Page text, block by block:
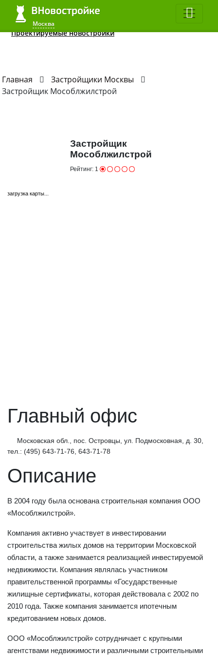
Москва
Москва
Квартиры до 2 млн.
Проектируемые новостройки
Главная
Застройщики Москвы
Застройщик Мособлжилстрой
Застройщик
Мособлжилстрой
Рейтинг: 1
загрузка карты...
Главный офис
Московская обл., пос. Островцы, ул. Подмосковная, д. 30,
тел.: (495) 643-71-76, 643-71-78
Описание
В 2004 году была основана строительная компания ООО
«Мособлжилстрой».
Компания активно участвует в инвестировании
строительства жилых домов на территории Московской
области, а также занимается реализацией инвестируемой
недвижимости. Компания являлась участником
правительственной программы «Государственные
жилищные сертификаты, которая действовала с 2002 по
2010 года. Также компания занимается ипотечным
кредитованием новых домов.
ООО «Мособлжилстрой» сотрудничает с крупными
агентствами недвижимости и различными строительными